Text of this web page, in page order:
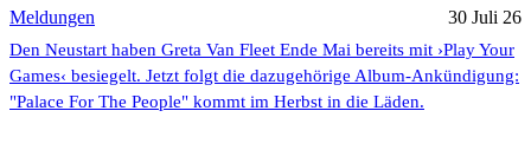
Meldungen 30 Juli 26
Den Neustart haben Greta Van Fleet Ende Mai bereits mit ›Play Your
Games‹ besiegelt. Jetzt folgt die dazugehörige Album-Ankündigung:
"Palace For The People" kommt im Herbst in die Läden.